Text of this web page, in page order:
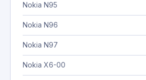
Nokia N95
Nokia N96
Nokia N97
Nokia X6-00